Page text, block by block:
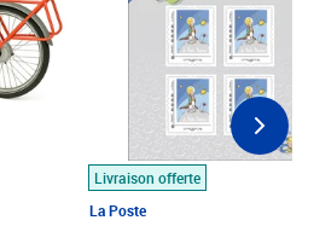
Livraison offerte
La Poste